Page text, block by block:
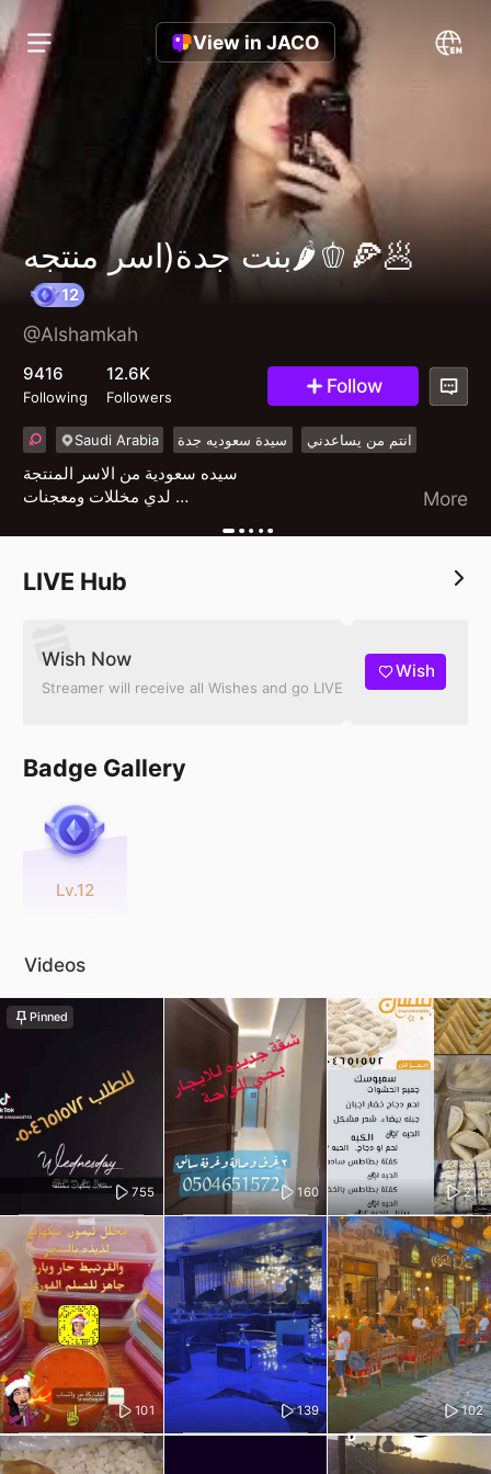
View in JACO
بنت جدة(اسر منتجه🌶️🫑🍕🥟
12
@Alshamkah
9416
Following
12.6K
Followers Follow
Saudi Arabia سيدة سعوديه جدة انتم من يساعدني
سيده سعودية من الاسر المنتجة
لدي مخللات ومعجنات
‏https://whatsapp.com/dl/
More
LIVE Hub
Wish Now
Streamer will receive all Wishes and go LIVE
Wish
Badge Gallery
Lv.12
Videos
755
Pinned
160 211
101 139 102